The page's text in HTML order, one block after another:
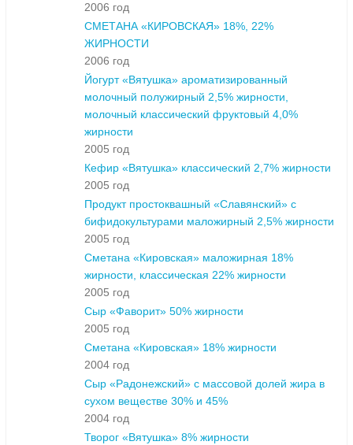
2006 год
СМЕТАНА «КИРОВСКАЯ» 18%, 22%
ЖИРНОСТИ
2006 год
Йогурт «Вятушка» ароматизированный
молочный полужирный 2,5% жирности,
молочный классический фруктовый 4,0%
жирности
2005 год
Кефир «Вятушка» классический 2,7% жирности
2005 год
Продукт простоквашный «Славянский» с
бифидокультурами маложирный 2,5% жирности
2005 год
Сметана «Кировская» маложирная 18%
жирности, классическая 22% жирности
2005 год
Сыр «Фаворит» 50% жирности
2005 год
Сметана «Кировская» 18% жирности
2004 год
Сыр «Радонежский» с массовой долей жира в
сухом веществе 30% и 45%
2004 год
Творог «Вятушка» 8% жирности